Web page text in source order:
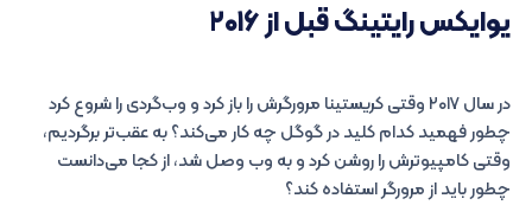
یوایکس رایتینگ قبل از ۲۰۱۶
در سال ۲۰۱۷ وقتی کریستینا مرورگرش را باز کرد و وب‌گردی را شروع کرد
چطور فهمید کدام کلید در گوگل چه کار می‌کند؟ به عقب‌تر برگردیم،
وقتی کامپیوترش را روشن کرد و به وب وصل شد، از کجا می‌دانست
چطور باید از مرورگر استفاده کند؟